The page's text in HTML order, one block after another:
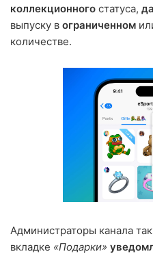
коллекционного статуса,
выпуску в ограниченном
количестве.
Администраторы канала
вкладке «Подарки»